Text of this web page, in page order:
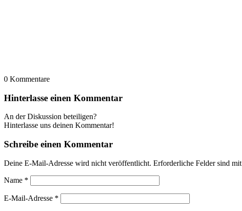
0 Kommentare
Hinterlasse einen Kommentar
An der Diskussion beteiligen?
Hinterlasse uns deinen Kommentar!
Schreibe einen Kommentar
Deine E-Mail-Adresse wird nicht veröffentlicht. Erforderliche Felder sind mit
Name *
E-Mail-Adresse *